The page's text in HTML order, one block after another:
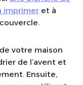
imprimer et à
votre maison
de l’avent et
Ensuite,